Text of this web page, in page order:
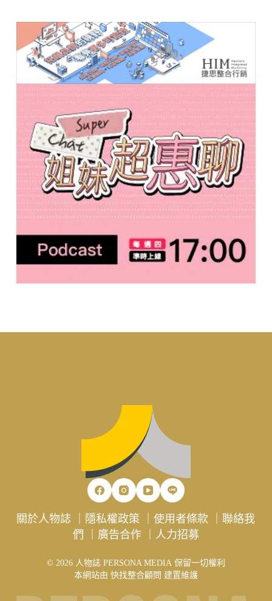
關於人物誌 隱私權政策 ｜使用者條款 ｜聯絡我
們
廣告合作｜ 人力招募
© 2026 人物誌 PERSONA MEDIA 保留一切權利
本網站由 快找整合顧問 建置維護